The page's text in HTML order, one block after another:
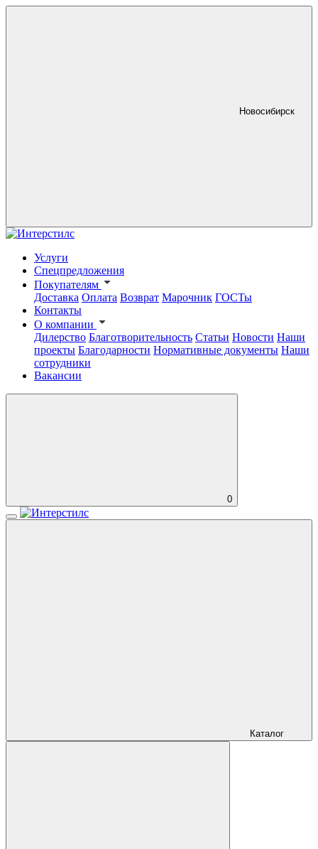
Новосибирск
Услуги
Спецпредложения
Покупателям
Доставка Оплата Возврат Марочник ГОСТы
Контакты
О компании
Дилерство Благотворительность Статьи Новости Наши
проекты Благодарности Нормативные документы Наши
сотрудники
Вакансии
0
Каталог